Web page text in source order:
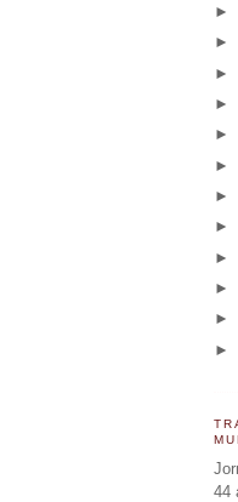
►
►
►
►
►
►
►
►
►
►
►
►
44